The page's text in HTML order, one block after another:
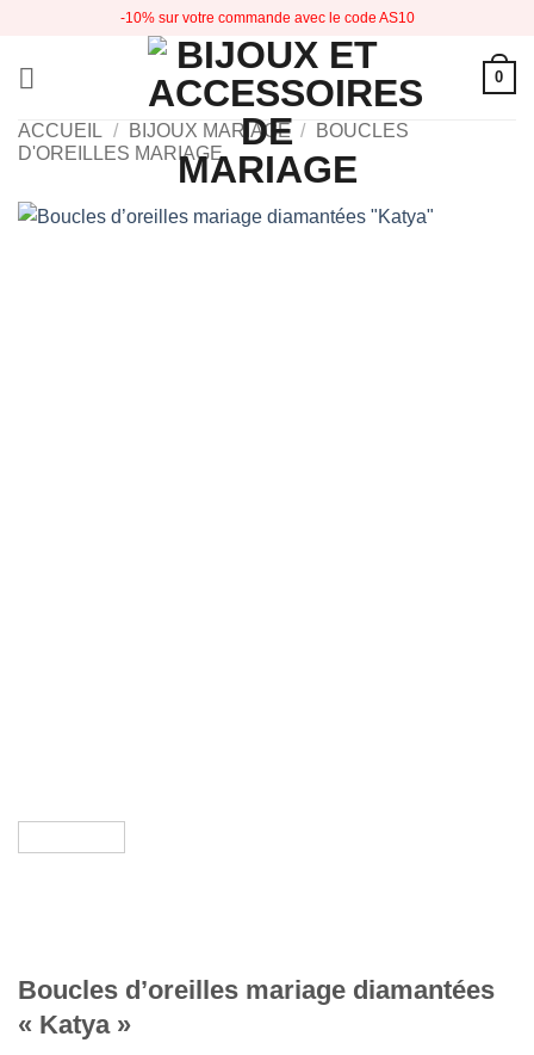
contenu
-10% sur votre commande avec le code AS10
0
ACCUEIL / BIJOUX MARIAGE /
BOUCLES
D'OREILLES MARIAGE
Boucles d’oreilles mariage diamantées
« Katya »